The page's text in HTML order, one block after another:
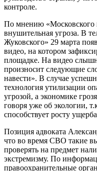
контроле.
По мнению «Московского
внушительная угроза. В
Жуковского» 29 марта
видео, на котором
площадке. На видео
произносит следующие
навести». В случае
технология утилизации
угрозой, а экономике
говоря уже об экологии,
способствует росту
Позиция адвоката
что во время СВО такие
проверять на предмет
экстремизму. По
правоохранительные